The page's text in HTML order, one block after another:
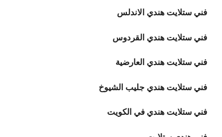
فني ستلايت هندي الاندلس
فني ستلايت هندي القردوس
فني ستلايت هندي العارضية
فني ستلايت هندي جليب الشيوخ
فني ستلايت هندي في الكويت